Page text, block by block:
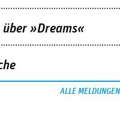
»Dreams«
ALLE MELDUNGEN